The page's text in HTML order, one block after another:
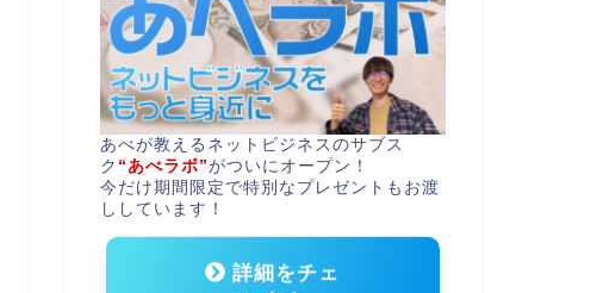
あべが教えるネットビジネスのサブス
ク “あべラボ”がついにオープン！
今だけ期間限定で特別なプレゼントもお渡
ししています！
詳細をチェ